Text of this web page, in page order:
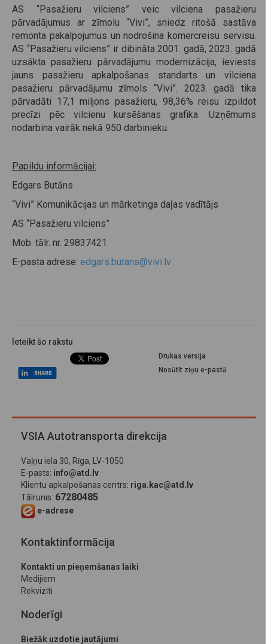
AS “Pasažieru vilciens” veic vilciena pasažieru
pārvadājumus ar zīmolu “Vivi”, sniedz ritošā sastāva
remonta pakalpojumus un nodrošina komercreisu servisu.
AS “Pasažieru vilciens” ir dibināta 2001. gadā, 2023. gadā
uzsākta pasažieru pārvadājumu modernizācija, ieviests
jauns pasažieru apkalpošanas standarts un vilciena
pasažieru pārvadājumu zīmols “Vivi”. 2023. gadā tika
pārvadāti 17,1 miljons pasažieru, 98,36% reisu izpildot
precīzi pēc vilcienu kursēšanas grafika. Uzņēmums
nodarbina vairāk nekā 950 darbinieku.
Papildu informācijai:
Edgars Butāns
“Vivi” Komunikācijas un mārketinga daļas vadītājs
AS “Pasažieru vilciens”
Mob. tālr. nr. 29837421
E-pasta adrese: edgars.butans@vivi.lv
Ieteikt šo rakstu
Drukas versija
Nosūtīt ziņu e-pastā
VSIA Autotransporta direkcija
Vaļņu iela 30, Rīga, LV-1050
E-pasts: info@atd.lv
Klientu apkalpošanas centrs: riga.kac@atd.lv
Tālrunis: 67280485
e-adrese
Kontaktinformācija
Kontakti un pieņemšanas laiki
Medijiem
Rekvizīti
Noderīgi
Biežāk uzdotie jautājumi